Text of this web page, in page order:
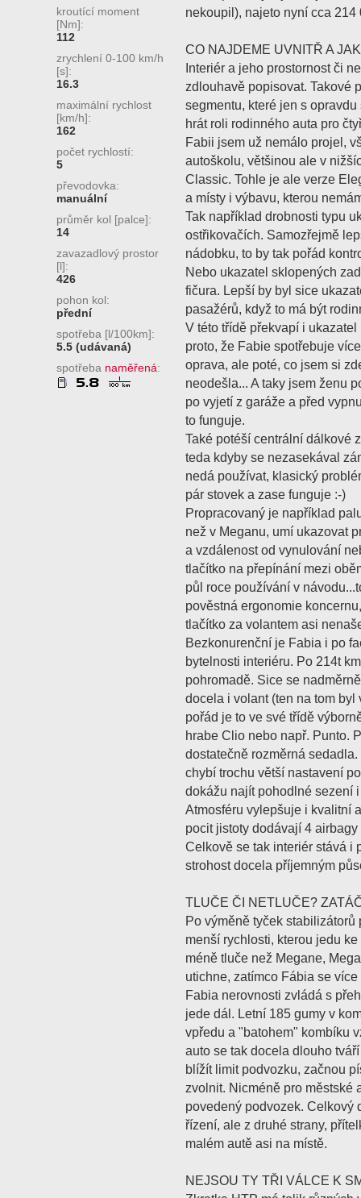
kroutící moment
[Nm]:
112
zrychlení 0-100 km/h
[s]:
16.3
maximální rychlost
[km/h]:
162
počet rychlostí:
5
převodovka:
manuální
průměr kol [palce]:
14
zavazadlový prostor
[l]:
426
pohon kol:
přední
spotřeba [l/100km]:
5.5 (udávaná)
spotřeba naměřená:
nekoupil), najeto nyní cca 214
CO NAJDEME UVNITŘ A
Interiér a jeho prostornost či
zdlouhavě popisovat. Takové
segmentu, které jen s
hrát roli rodinného auta pro
Fabii jsem už nemálo projel,
autoškolu, většinou ale v
Classic. Tohle je ale verze
a místy i výbavu, kterou
Tak například drobnosti typu
ostřikovačích. Samozřejmě
nádobku, to by tak pořád
Nebo ukazatel sklopených
fičura. Lepší by byl sice
pasažérů, když to má být
V této třídě překvapí i
proto, že Fabie spotřebuje
oprava, ale poté, co jsem si
neodešla... A taky jsem ženu
po vyjetí z garáže a před
to funguje.
Také potéší centrální dálkové
teda kdyby se nezasekával
nedá používat, klasický
pár stovek a zase funguje :-)
Propracovaný je například
než v Meganu, umí ukazovat
a vzdálenost od vynulování
tlačítko na přepínání mezi
půl roce používání v
pověstná ergonomie
tlačítko za volantem asi
Bezkonurenční je Fabia i po
bytelnosti interiéru. Po 214t
pohromadě. Sice se
docela i volant (ten na tom
pořád je to ve své třídě
hrabe Clio nebo např. Punto.
dostatečně rozměrná
chybí trochu větší nastavení
dokážu najít pohodlné sezení
Atmosféru vylepšuje i kvalitní
pocit jistoty dodávají 4 airbagy
Celkově se tak interiér stává i
strohost docela příjemným
TLUČE ČI NETLUČE?
Po výměně tyček
menší rychlosti, kterou jedu
méně tluče než Megane,
utichne, zatímco Fábia se
Fabia nerovnosti zvládá s
jede dál. Letní 185 gumy v
vpředu a "batohem" kombíku
auto se tak docela dlouho
blížít limit podvozku, začnou
zvolnit. Nicméně pro městské
povedený podvozek. Celkový
řízení, ale z druhé strany,
malém autě asi na místě.
NEJSOU TY TŘI VÁLCE K